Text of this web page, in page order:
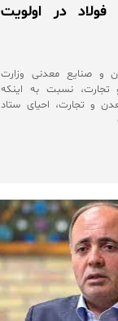
فولاد در اولویت
و صنایع معدنی وزارت
نسبت به اینکه
و تجارت، احیای ستاد